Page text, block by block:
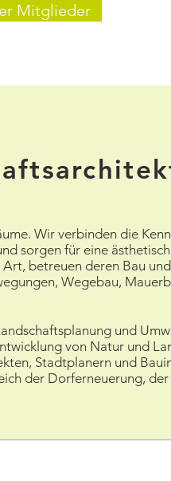
Mitglieder
Wir verbinden die
sorgen für eine
betreuen deren Bau
Wegebau,
und
von Natur und
Stadtplanern und
der Dorferneuerung,